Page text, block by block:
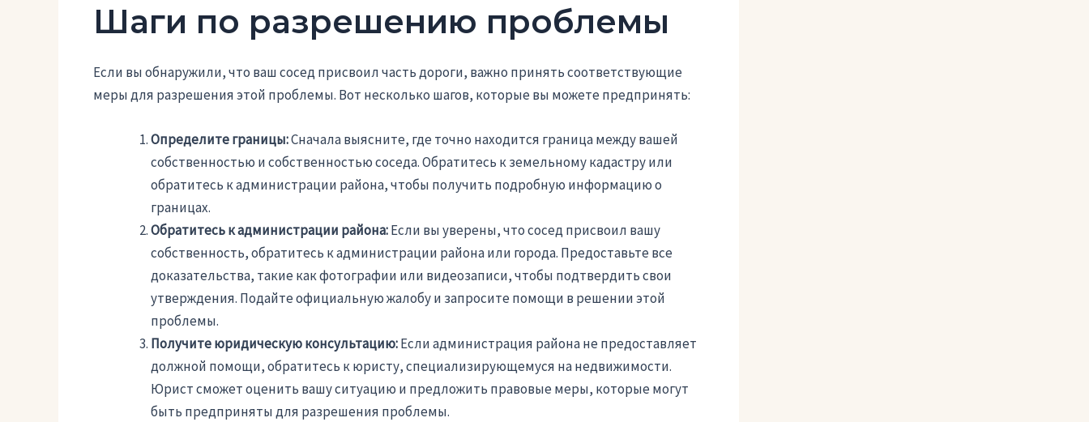
Шаги по разрешению проблемы
Если вы обнаружили, что ваш сосед присвоил часть дороги, важно принять соответствующие
меры для разрешения этой проблемы. Вот несколько шагов, которые вы можете предпринять:
Определите границы:Сначала выясните, где точно находится граница между вашей
собственностью и собственностью соседа. Обратитесь к земельному кадастру или
обратитесь к администрации района, чтобы получить подробную информацию о
границах.
Обратитесь к администрации района:Если вы уверены, что сосед присвоил вашу
собственность, обратитесь к администрации района или города. Предоставьте все
доказательства, такие как фотографии или видеозаписи, чтобы подтвердить свои
утверждения. Подайте официальную жалобу и запросите помощи в решении этой
проблемы.
Получите юридическую консультацию:Если администрация района не предоставляет
должной помощи, обратитесь к юристу, специализирующемуся на недвижимости.
Юрист сможет оценить вашу ситуацию и предложить правовые меры, которые могут
быть предприняты для разрешения проблемы.